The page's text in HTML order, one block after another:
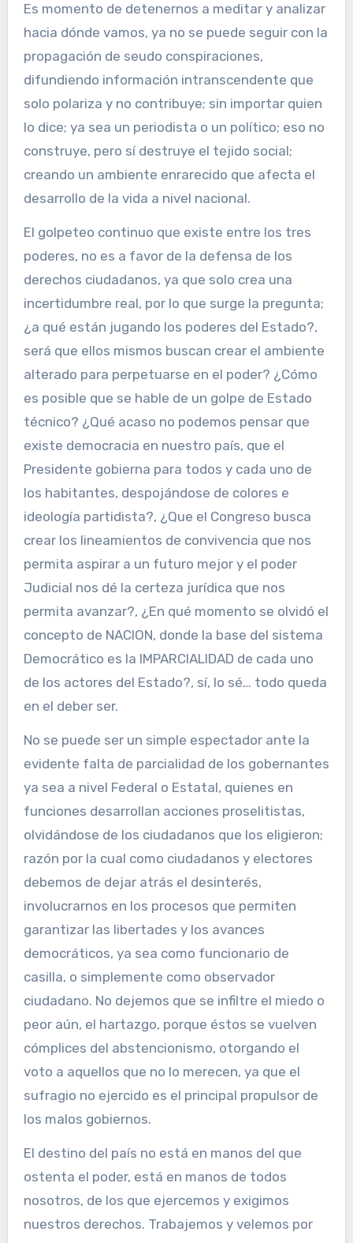
Es momento de detenernos a meditar y analizar
hacia dónde vamos, ya no se puede seguir con la
propagación de seudo conspiraciones,
difundiendo información intranscendente que
solo polariza y no contribuye; sin importar quien
lo dice; ya sea un periodista o un político; eso no
construye, pero sí destruye el tejido social;
creando un ambiente enrarecido que afecta el
desarrollo de la vida a nivel nacional.
El golpeteo continuo que existe entre los tres
poderes, no es a favor de la defensa de los
derechos ciudadanos, ya que solo crea una
incertidumbre real, por lo que surge la pregunta;
¿a qué están jugando los poderes del Estado?,
será que ellos mismos buscan crear el ambiente
alterado para perpetuarse en el poder? ¿Cómo
es posible que se hable de un golpe de Estado
técnico? ¿Qué acaso no podemos pensar que
existe democracia en nuestro país, que el
Presidente gobierna para todos y cada uno de
los habitantes, despojándose de colores e
ideología partidista?, ¿Que el Congreso busca
crear los lineamientos de convivencia que nos
permita aspirar a un futuro mejor y el poder
Judicial nos dé la certeza jurídica que nos
permita avanzar?, ¿En qué momento se olvidó el
concepto de NACION, donde la base del sistema
Democrático es la IMPARCIALIDAD de cada uno
de los actores del Estado?, sí, lo sé… todo queda
en el deber ser.
No se puede ser un simple espectador ante la
evidente falta de parcialidad de los gobernantes
ya sea a nivel Federal o Estatal, quienes en
funciones desarrollan acciones proselitistas,
olvidándose de los ciudadanos que los eligieron;
razón por la cual como ciudadanos y electores
debemos de dejar atrás el desinterés,
involucrarnos en los procesos que permiten
garantizar las libertades y los avances
democráticos, ya sea como funcionario de
casilla, o simplemente como observador
ciudadano. No dejemos que se infiltre el miedo o
peor aún, el hartazgo, porque éstos se vuelven
cómplices del abstencionismo, otorgando el
voto a aquellos que no lo merecen, ya que el
sufragio no ejercido es el principal propulsor de
los malos gobiernos.
El destino del país no está en manos del que
ostenta el poder, está en manos de todos
nosotros, de los que ejercemos y exigimos
nuestros derechos. Trabajemos y velemos por